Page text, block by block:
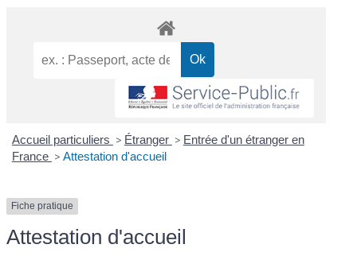
Accueil particuliers > Étranger > Entrée d'un étranger en
France > Attestation d'accueil
Fiche pratique
Attestation d'accueil